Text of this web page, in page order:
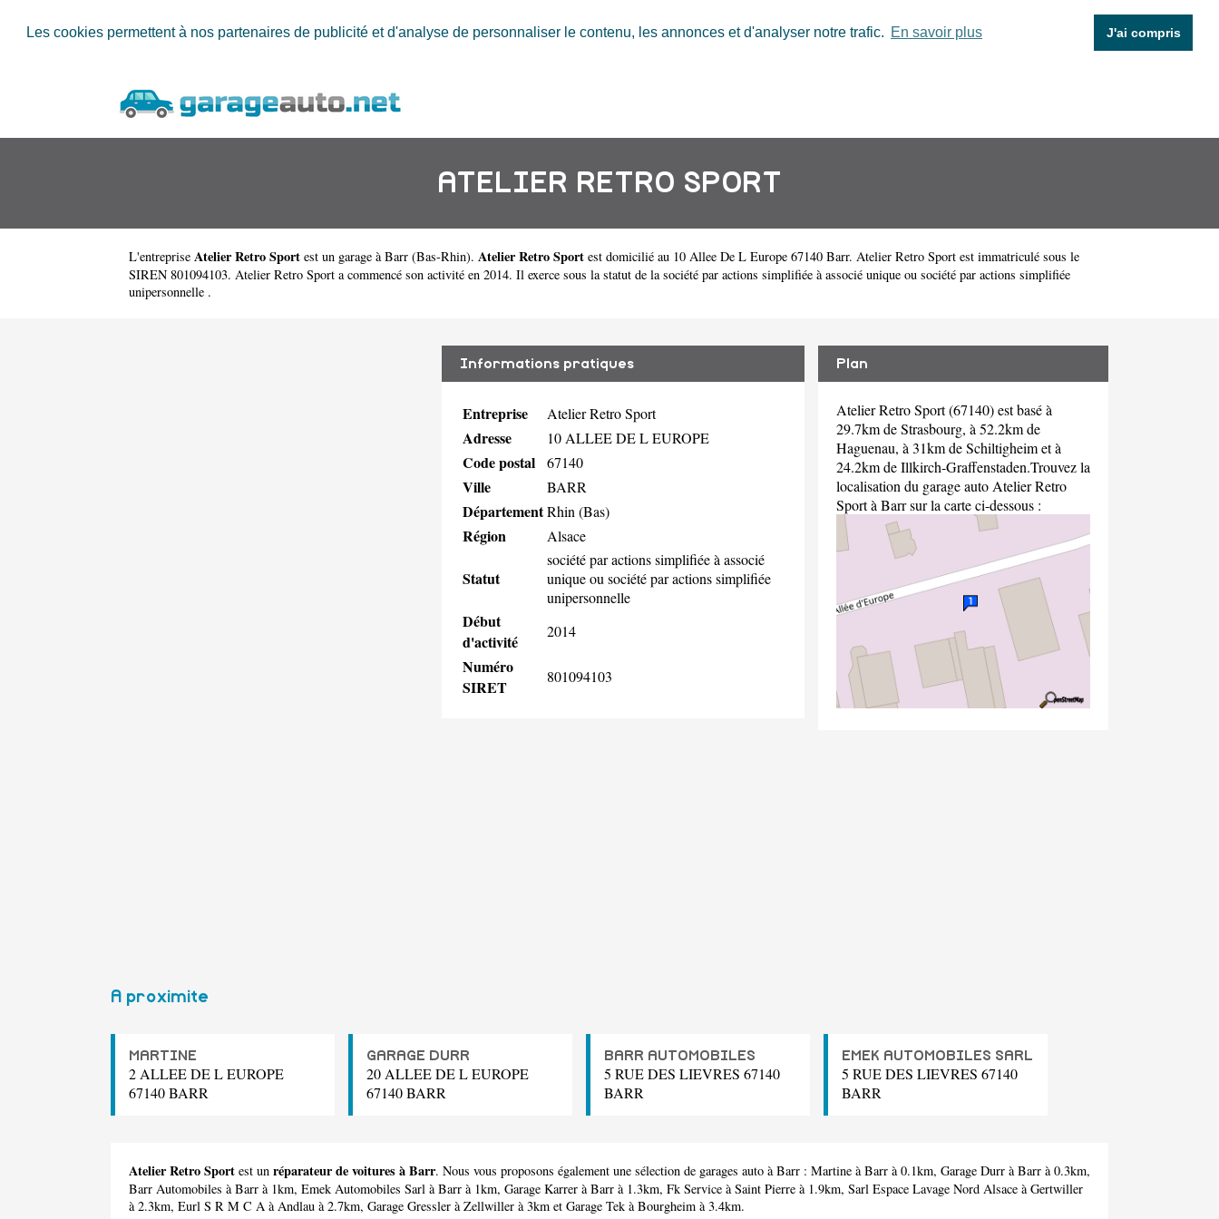
Les cookies permettent à nos partenaires de publicité et d'analyse de personnaliser le contenu, les annonces et d'analyser notre trafic. En savoir plus J'ai compris
ATELIER RETRO SPORT
L'entreprise Atelier Retro Sport est un garage à Barr (Bas-Rhin). Atelier Retro Sport est domicilié au 10 Allee De L Europe 67140 Barr. Atelier Retro Sport est immatriculé sous le
SIREN 801094103. Atelier Retro Sport a commencé son activité en 2014. Il exerce sous la statut de la société par actions simplifiée à associé unique ou société par actions simplifiée
unipersonnelle .
Informations pratiques
Entreprise Atelier Retro Sport
Adresse 10 ALLEE DE L EUROPE
Code postal 67140
Ville BARR
DépartementRhin (Bas)
Région Alsace
Statut
société par actions simplifiée à associé
unique ou société par actions simplifiée
unipersonnelle
Début
d'activité
2014
Numéro
SIRET
801094103
Plan
Atelier Retro Sport (67140) est basé à
29.7km de Strasbourg, à 52.2km de
Haguenau, à 31km de Schiltigheim et à
24.2km de Illkirch-Graffenstaden.Trouvez la
localisation du garage auto Atelier Retro
Sport à Barr sur la carte ci-dessous :
A proximite
MARTINE
2 ALLEE DE L EUROPE
67140 BARR
GARAGE DURR
20 ALLEE DE L EUROPE
67140 BARR
BARR AUTOMOBILES
5 RUE DES LIEVRES 67140
BARR
EMEK AUTOMOBILES SARL
5 RUE DES LIEVRES 67140
BARR
Atelier Retro Sport est un réparateur de voitures à Barr. Nous vous proposons également une sélection de garages auto à Barr : Martine à Barr à 0.1km, Garage Durr à Barr à 0.3km,
Barr Automobiles à Barr à 1km, Emek Automobiles Sarl à Barr à 1km, Garage Karrer à Barr à 1.3km, Fk Service à Saint Pierre à 1.9km, Sarl Espace Lavage Nord Alsace à Gertwiller
à 2.3km, Eurl S R M C A à Andlau à 2.7km, Garage Gressler à Zellwiller à 3km et Garage Tek à Bourgheim à 3.4km.